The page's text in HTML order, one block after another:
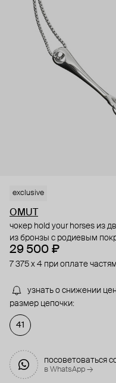
exclusive
OMUT
чокер hold your horses из
из бронзы с родиевым
29 500 ₽
7 375 x 4 при оплате
узнать о снижении
размер цепочки:
41
посоветоваться
в WhatsApp →